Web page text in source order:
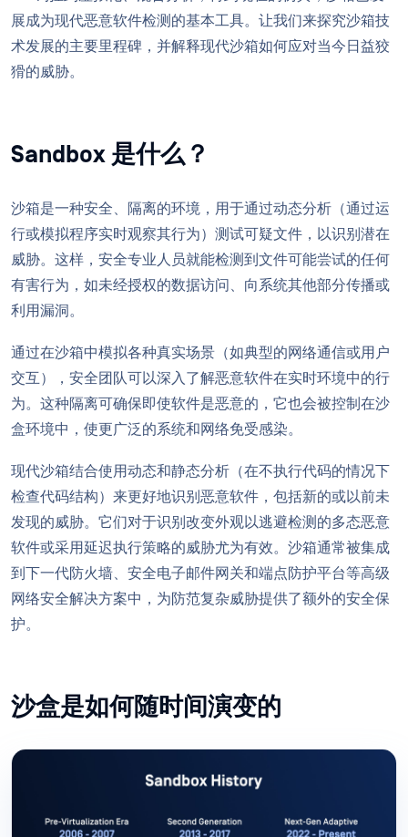
展成为现代恶意软件检测的基本工具。让我们来探究沙箱技
术发展的主要里程碑，并解释现代沙箱如何应对当今日益狡
猾的威胁。
Sandbox 是什么？
沙箱是一种安全、隔离的环境，用于通过动态分析（通过运
行或模拟程序实时观察其行为）测试可疑文件，以识别潜在
威胁。这样，安全专业人员就能检测到文件可能尝试的任何
有害行为，如未经授权的数据访问、向系统其他部分传播或
利用漏洞。
通过在沙箱中模拟各种真实场景（如典型的网络通信或用户
交互），安全团队可以深入了解恶意软件在实时环境中的行
为。这种隔离可确保即使软件是恶意的，它也会被控制在沙
盒环境中，使更广泛的系统和网络免受感染。
现代沙箱结合使用动态和静态分析（在不执行代码的情况下
检查代码结构）来更好地识别恶意软件，包括新的或以前未
发现的威胁。它们对于识别改变外观以逃避检测的多态恶意
软件或采用延迟执行策略的威胁尤为有效。沙箱通常被集成
到下一代防火墙、安全电子邮件网关和端点防护平台等高级
网络安全解决方案中，为防范复杂威胁提供了额外的安全保
护。
沙盒是如何随时间演变的